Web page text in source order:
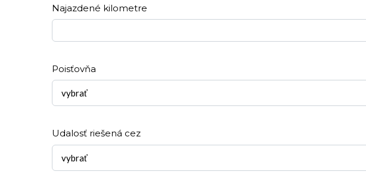
Najazdené kilometre
Poisťovňa
vybrať
Udalosť riešená cez
vybrať